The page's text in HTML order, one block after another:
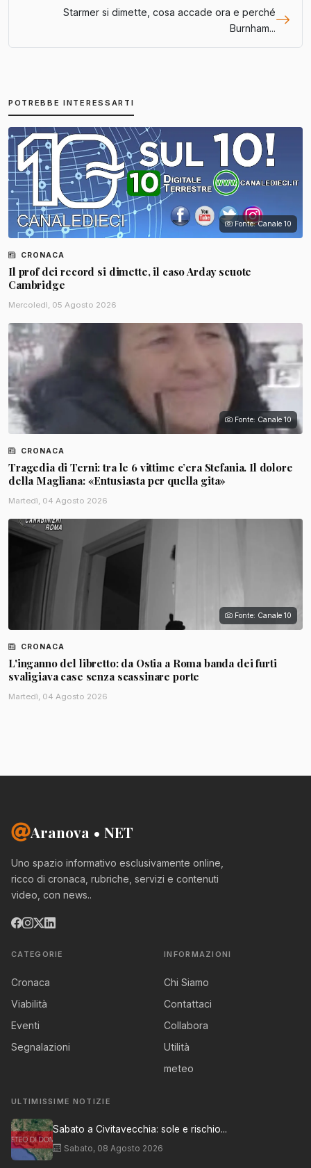
Starmer si dimette, cosa accade ora e perché
Burnham...
POTREBBE INTERESSARTI
Fonte: Canale 10
CRONACA
Il prof dei record si dimette, il caso Arday scuote
Cambridge
Mercoledì, 05 Agosto 2026
Fonte: Canale 10
CRONACA
Tragedia di Terni: tra le 6 vittime c’era Stefania. Il dolore
della Magliana: «Entusiasta per quella gita»
Martedì, 04 Agosto 2026
Fonte: Canale 10
CRONACA
L'inganno del libretto: da Ostia a Roma banda dei furti
svaligiava case senza scassinare porte
Martedì, 04 Agosto 2026
Aranova • NET
Uno spazio informativo esclusivamente online,
ricco di cronaca, rubriche, servizi e contenuti
video, con news..
CATEGORIE
Cronaca
Viabilità
Eventi
Segnalazioni
INFORMAZIONI
Chi Siamo
Contattaci
Collabora
Utilità
meteo
ULTIMISSIME NOTIZIE
Sabato a Civitavecchia: sole e rischio...
Sabato, 08 Agosto 2026